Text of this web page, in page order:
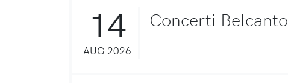
14
AUG 2026
Concerti Belcanto